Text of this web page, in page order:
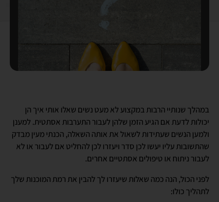
במהלך שנותיי הרבות במקצוע לא מעט נשים שאלו אותי איך הן
יכולות לדעת אם הגיע הזמן שלהן לעבור התערבות אסתטית. למענן
ולמען הנשים שעתידות לשאול את אותה השאלה, הכנתי מעין מבדק
שהתשובות עליו יעשו לכן סדר ויעזרו לכן להחליט אם לעבור או לא
לעבור ניתוח או טיפולים אסתטיים אחרים.
לפני הכול, הנה כמה שאלות שיעזרו לך להבין את רמת המוכנות שלך
לתהליך כולו: